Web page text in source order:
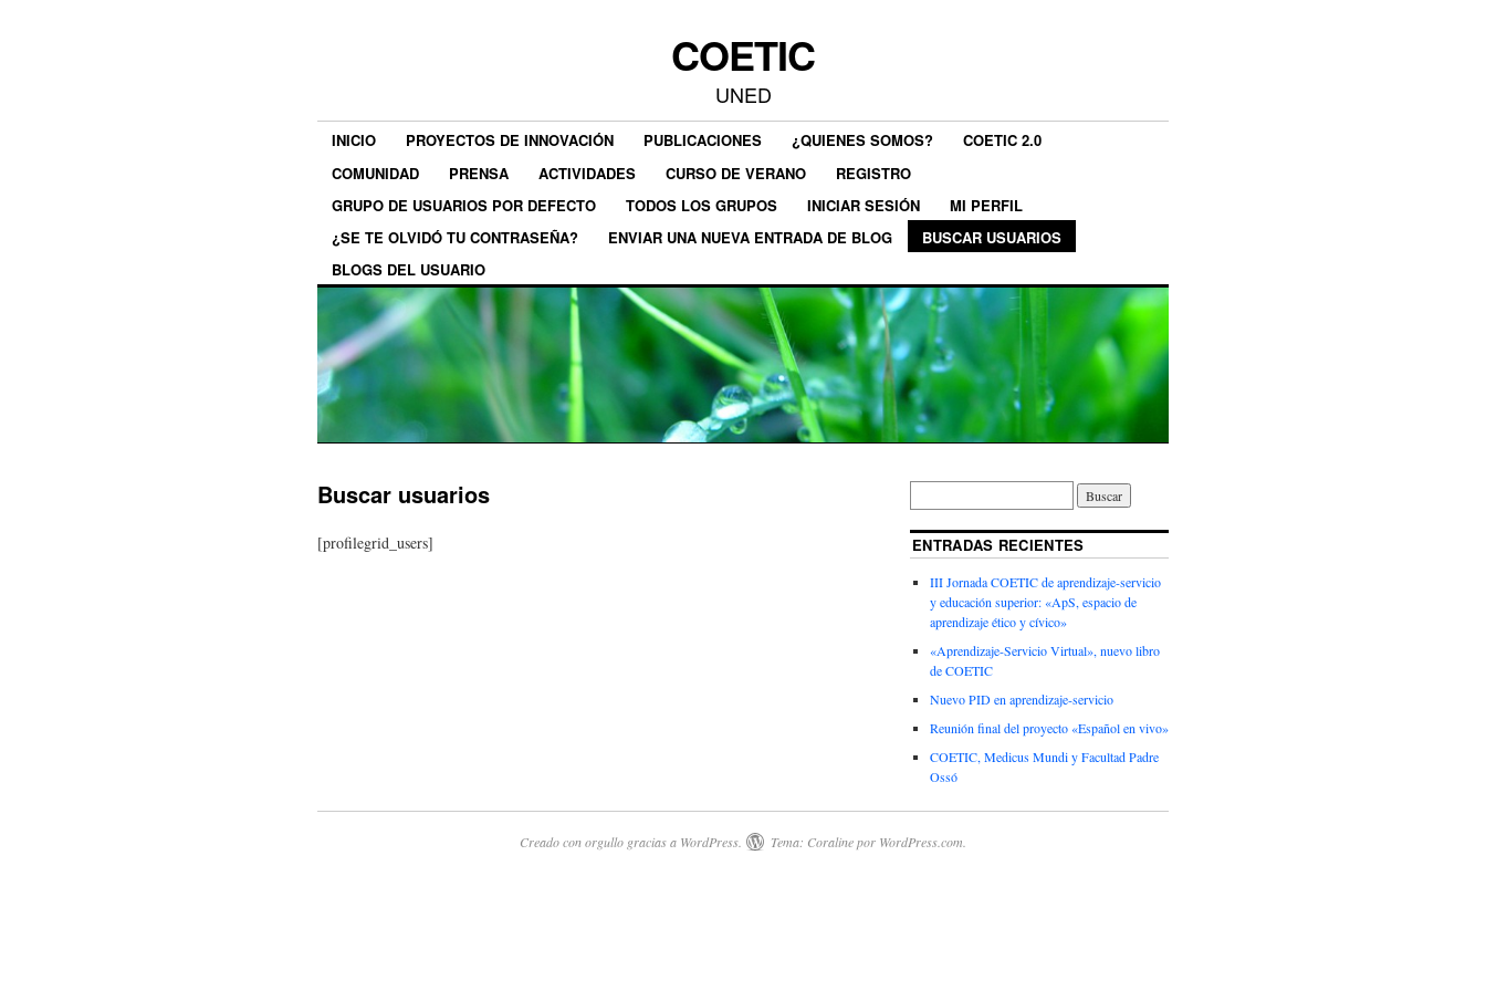
COETIC
UNED
INICIO PROYECTOS DE INNOVACIÓN PUBLICACIONES ¿QUIENES SOMOS?
COETIC 2.0
COMUNIDAD
PRENSA ACTIVIDADES CURSO DE VERANO
REGISTRO
GRUPO DE USUARIOS POR DEFECTO
TODOS LOS GRUPOS INICIAR SESIÓN
MI PERFIL
¿SE TE OLVIDÓ TU CONTRASEÑA?
ENVIAR UNA NUEVA ENTRADA DE BLOG
BUSCAR USUARIOS
BLOGS DEL USUARIO
Buscar usuarios
[profilegrid_users] ENTRADAS RECIENTES
III Jornada COETIC de aprendizaje-servicio
y educación superior: «ApS, espacio de
aprendizaje ético y cívico»
«Aprendizaje-Servicio Virtual», nuevo libro
de COETIC
Nuevo PID en aprendizaje-servicio
Reunión final del proyecto «Español en vivo»
COETIC, Medicus Mundi y Facultad Padre
Ossó
Creado con orgullo gracias a WordPress. Tema: Coraline por WordPress.com.